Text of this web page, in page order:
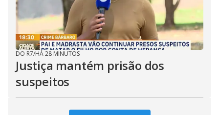
DO R7/HÁ 28 MINUTOS
Justiça mantém prisão dos
suspeitos